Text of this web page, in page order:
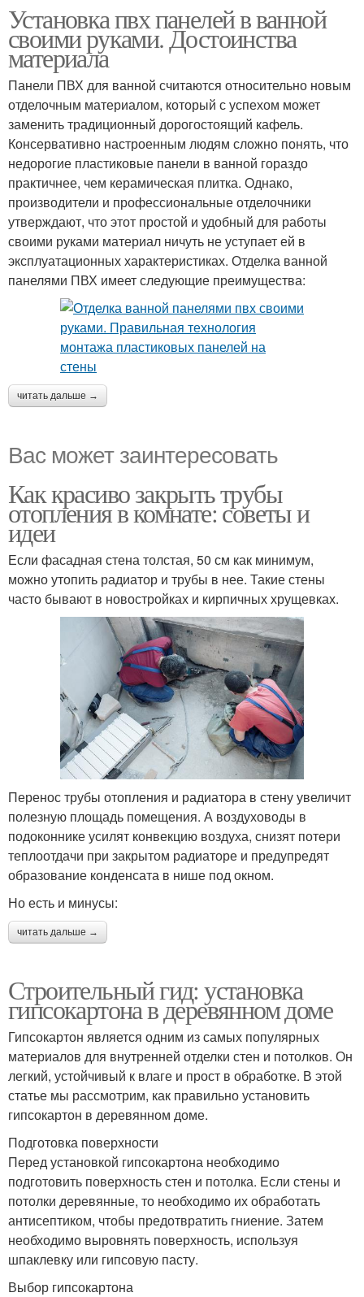
Установка пвх панелей в ванной
своими руками. Достоинства
материала
Панели ПВХ для ванной считаются относительно новым
отделочным материалом, который с успехом может
заменить традиционный дорогостоящий кафель.
Консервативно настроенным людям сложно понять, что
недорогие пластиковые панели в ванной гораздо
практичнее, чем керамическая плитка. Однако,
производители и профессиональные отделочники
утверждают, что этот простой и удобный для работы
своими руками материал ничуть не уступает ей в
эксплуатационных характеристиках. Отделка ванной
панелями ПВХ имеет следующие преимущества:
читать дальше →
Вас может заинтересовать
Как красиво закрыть трубы
отопления в комнате: советы и
идеи
Если фасадная стена толстая, 50 см как минимум,
можно утопить радиатор и трубы в нее. Такие стены
часто бывают в новостройках и кирпичных хрущевках.
Перенос трубы отопления и радиатора в стену увеличит
полезную площадь помещения. А воздуховоды в
подоконнике усилят конвекцию воздуха, снизят потери
теплоотдачи при закрытом радиаторе и предупредят
образование конденсата в нише под окном.
Но есть и минусы:
читать дальше →
Строительный гид: установка
гипсокартона в деревянном доме
Гипсокартон является одним из самых популярных
материалов для внутренней отделки стен и потолков. Он
легкий, устойчивый к влаге и прост в обработке. В этой
статье мы рассмотрим, как правильно установить
гипсокартон в деревянном доме.
Подготовка поверхности
Перед установкой гипсокартона необходимо
подготовить поверхность стен и потолка. Если стены и
потолки деревянные, то необходимо их обработать
антисептиком, чтобы предотвратить гниение. Затем
необходимо выровнять поверхность, используя
шпаклевку или гипсовую пасту.
Выбор гипсокартона